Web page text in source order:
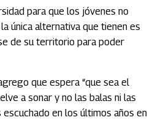
para que los jóvenes no
única alternativa que tienen es
de su territorio para poder
que espera “que sea el
a sonar y no las balas ni las
en los últimos años en